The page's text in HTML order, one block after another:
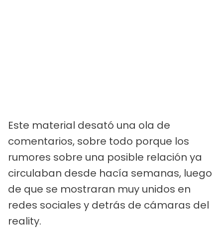
Este material desató una ola de
comentarios, sobre todo porque los
rumores sobre una posible relación ya
circulaban desde hacía semanas, luego
de que se mostraran muy unidos en
redes sociales y detrás de cámaras del
reality.